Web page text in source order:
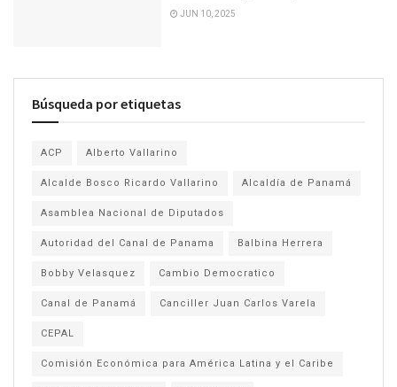
JUN 10, 2025
Búsqueda por etiquetas
ACP Alberto Vallarino
Alcalde Bosco Ricardo Vallarino Alcaldía de Panamá
Asamblea Nacional de Diputados
Autoridad del Canal de Panama Balbina Herrera
Bobby Velasquez Cambio Democratico
Canal de Panamá Canciller Juan Carlos Varela
CEPAL
Comisión Económica para América Latina y el Caribe